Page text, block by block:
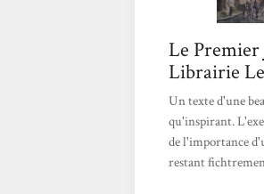
Le Premier
Librairie
Un texte d'une
qu'inspirant.
de l'importance
restant